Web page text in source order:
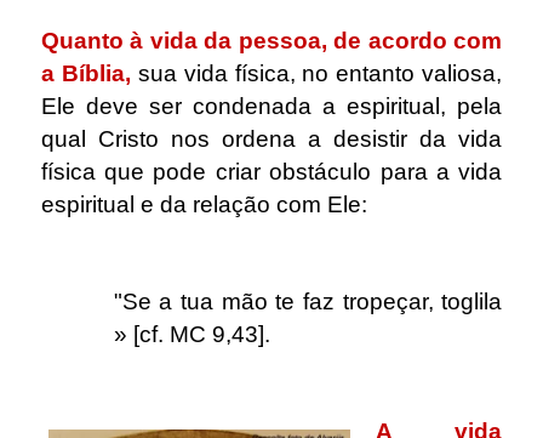
Quanto à vida da pessoa, de acordo com
a Bíblia, sua vida física, no entanto valiosa,
Ele deve ser condenada a espiritual, pela
qual Cristo nos ordena a desistir da vida
física que pode criar obstáculo para a vida
espiritual e da relação com Ele:
"Se a tua mão te faz tropeçar, toglila
» [cf. MC 9,43].
A vida